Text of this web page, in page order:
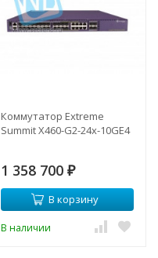
Коммутатор Extreme
Summit X460-G2-24x-10GE4
1 358 700 ₽
В корзину
В наличии